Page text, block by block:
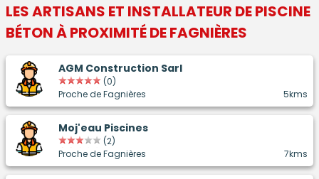
LES ARTISANS ET INSTALLATEUR DEPISCINE
BÉTONÀ PROXIMITÉ DE FAGNIÈRES
AGM Construction Sarl
(0)
Proche de Fagnières
5kms
Moj'eau Piscines
(2)
Proche de Fagnières
7kms